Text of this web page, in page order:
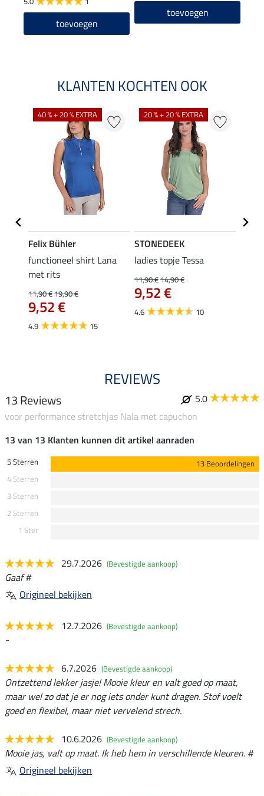
toevoegen
toevoegen
KLANTEN KOCHTEN OOK
40 % + 20 % EXTRA
Felix Bühler
functioneel shirt Lana
met rits
11,90 €19,90 €
9,52 €
4.9 15
20 % + 20 % EXTRA
STONEDEEK
ladies topje Tessa
11,90 €14,90 €
9,52 €
4.6 10
REVIEWS
13 Reviews
5.0
voor performance stretchjas Nala met capuchon
13 van 13 Klanten kunnen dit artikel aanraden
5 Sterren
13 Beoordelingen
4 Sterren
3 Sterren
2 Sterren
1 Ster
29.7.2026 (Bevestigde aankoop)
Gaaf #
Origineel bekijken
12.7.2026 (Bevestigde aankoop)
-
6.7.2026 (Bevestigde aankoop)
Ontzettend lekker jasje! Mooie kleur en valt goed op maat,
maar wel zo dat je er nog iets onder kunt dragen. Stof voelt
goed en flexibel, maar niet vervelend strech.
10.6.2026 (Bevestigde aankoop)
Mooie jas, valt op maat. Ik heb hem in verschillende kleuren. #
Origineel bekijken